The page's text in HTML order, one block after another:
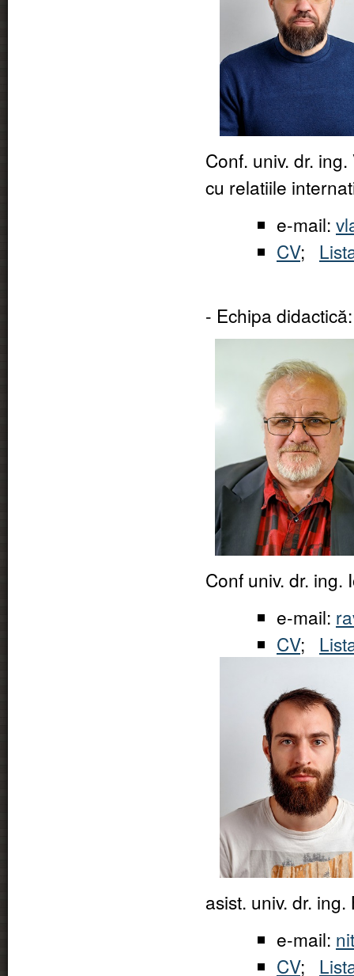
Conf. univ. dr.
cu relatiile
e-mail:
CV;
- Echipa didactică:
Conf univ. dr. ing.
e-mail:
CV;
asist. univ. dr.
e-mail:
CV;